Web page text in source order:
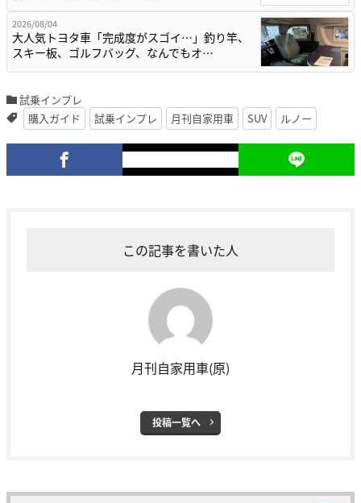
2026/08/04
大人気トヨタ車「完成度がスゴイ…」釣り竿、
スキー板、ゴルフバッグ、なんでもオ…
試乗インプレ
購入ガイド
試乗インプレ 月刊自家用車 SUV ルノー
この記事を書いた人
月刊自家用車(原)
投稿一覧へ